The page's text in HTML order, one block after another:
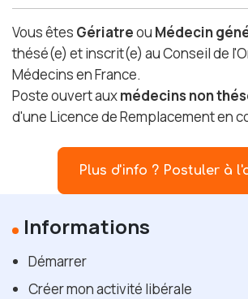
Vous êtes Gériatreou Médecin
thésé(e) et inscrit(e) au Conseil de
Médecins en France.
Poste ouvert auxmédecins non
d'une Licence de Remplacement en
Plus d'info ? Postuler à
Informations
Démarrer
Créer mon activité libérale